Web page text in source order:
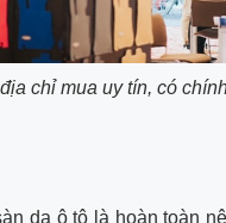
chỉ mua uy tín, có
da ô tô là hoàn toàn